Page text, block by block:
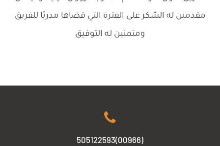
‏مقدمين له الشكر على الفترة التي قضاها مدربًا للفريق
‏ومتمنين له التوفيق
(00966)505122593